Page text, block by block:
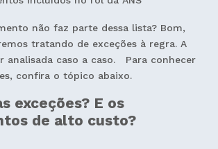
não faz parte dessa lista? Bom,
tratando de exceções à regra. A
analisada caso a caso. Para conhecer
confira o tópico abaixo.
exceções? E os
de alto custo?